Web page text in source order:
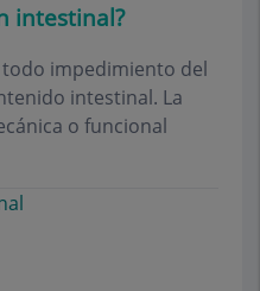
intestinal?
impedimiento del
intestinal. La
o funcional